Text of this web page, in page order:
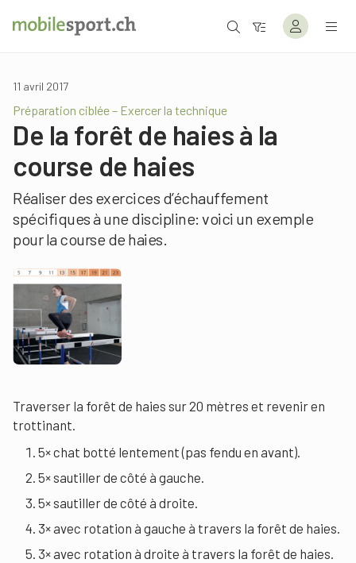
11 avril 2017
Préparation ciblée – Exercer la technique
De la forêt de haies à la
course de haies
Réaliser des exercices d’échauffement
spécifiques à une discipline: voici un exemple
pour la course de haies.
Traverser la forêt de haies sur 20 mètres et revenir en
trottinant.
5× chat botté lentement (pas fendu en avant).
5× sautiller de côté à gauche.
5× sautiller de côté à droite.
3× avec rotation à gauche à travers la forêt de haies.
3× avec rotation à droite à travers la forêt de haies.